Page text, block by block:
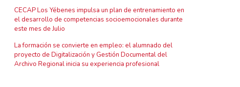
CECAP Los Yébenes impulsa un plan de entrenamiento en
el desarrollo de competencias socioemocionales durante
este mes de Julio
La formación se convierte en empleo: el alumnado del
proyecto de Digitalización y Gestión Documental del
Archivo Regional inicia su experiencia profesional